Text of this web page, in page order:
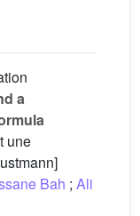
a
une
Bah ; Ali